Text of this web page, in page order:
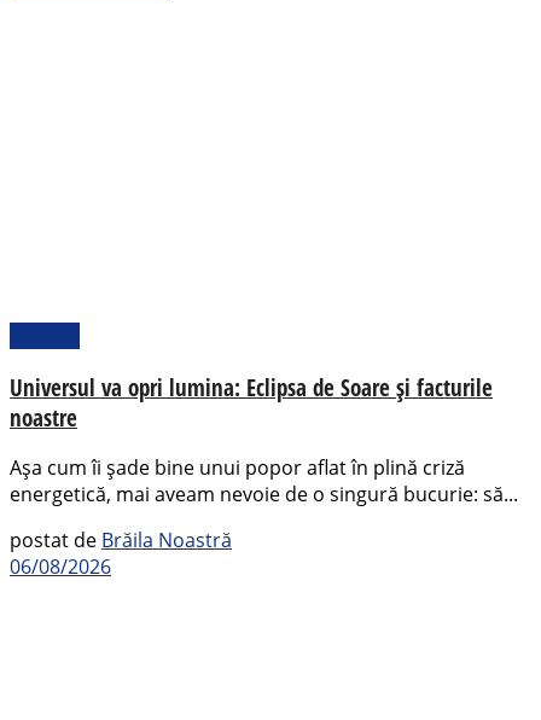
Universul va opri lumina: Eclipsa de Soare și facturile
noastre
Așa cum îi șade bine unui popor aflat în plină criză
energetică, mai aveam nevoie de o singură bucurie: să...
postat de Brăila Noastră
06/08/2026